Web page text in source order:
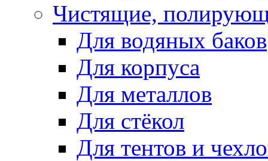
Чистящие,
Для водяных баков
Для корпуса
Для металлов
Для стёкол
Для тентов и